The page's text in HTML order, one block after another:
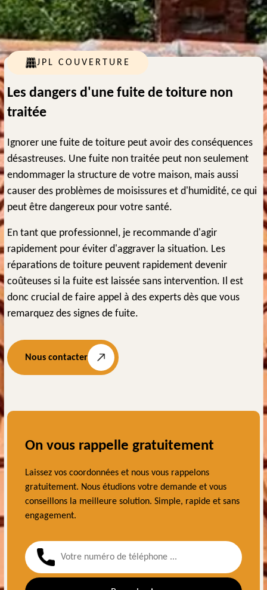
JPL COUVERTURE
Les dangers d'une fuite de toiture non
traitée
Ignorer une fuite de toiture peut avoir des conséquences
désastreuses. Une fuite non traitée peut non seulement
endommager la structure de votre maison, mais aussi
causer des problèmes de moisissures et d'humidité, ce qui
peut être dangereux pour votre santé.
En tant que professionnel, je recommande d'agir
rapidement pour éviter d'aggraver la situation. Les
réparations de toiture peuvent rapidement devenir
coûteuses si la fuite est laissée sans intervention. Il est
donc crucial de faire appel à des experts dès que vous
remarquez des signes de fuite.
Nous contacter
On vous rappelle gratuitement
Laissez vos coordonnées et nous vous rappelons
gratuitement. Nous étudions votre demande et vous
conseillons la meilleure solution. Simple, rapide et sans
engagement.